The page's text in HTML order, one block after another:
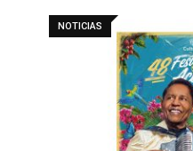
NOTICIAS